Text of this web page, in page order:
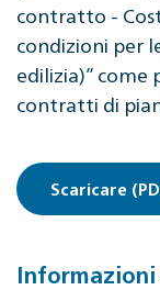
contratto -
condizioni per
edilizia)”
contratti di
Scaricare
Informazioni